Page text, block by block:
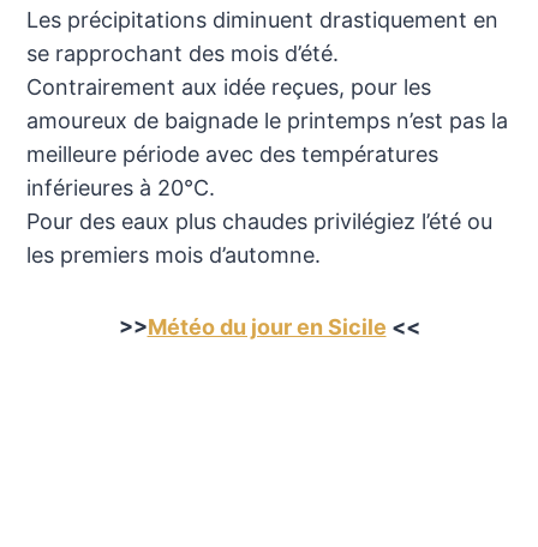
Les précipitations diminuent drastiquement en
se rapprochant des mois d’été.
Contrairement aux idée reçues, pour les
amoureux de baignade le printemps n’est pas la
meilleure période avec des températures
inférieures à 20°C.
Pour des eaux plus chaudes privilégiez l’été ou
les premiers mois d’automne.
>>Météo du jour en Sicile <<